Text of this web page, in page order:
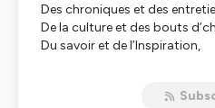
Des chroniques et des
De la culture et des bouts
Du savoir et de l’Inspiration,
Hébergé par Ausha. Visitez